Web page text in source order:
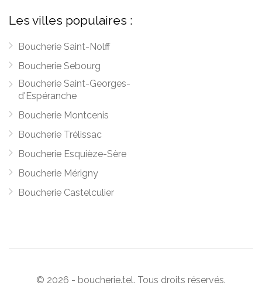
Les villes populaires :
Boucherie Saint-Nolff
Boucherie Sebourg
Boucherie Saint-Georges-
d'Espéranche
Boucherie Montcenis
Boucherie Trélissac
Boucherie Esquièze-Sère
Boucherie Mérigny
Boucherie Castelculier
© 2026 - boucherie.tel. Tous droits réservés.